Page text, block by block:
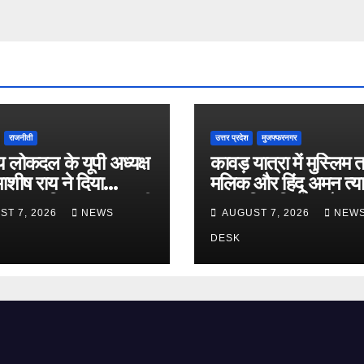
राजनीती
लोकदल के यूपी अध्यक्ष
राय ने दिया
प्राथमिक सदस्यता भी
7, 2026 NEWS
उत्तर प्रदेश मुजफ्फरनगर
कावड़ यात्रा में मुस्लिम
मलिक और हिंदू अमन
साझा किए विचार, मौलाना
रशीदी के बयान का किया
AUGUST 7, 2026
DESK